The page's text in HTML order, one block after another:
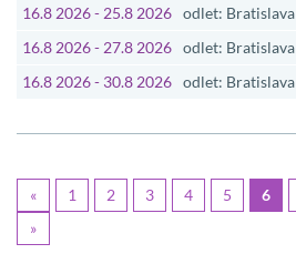
16.8 2026 - 25.8 2026 odlet: Bratislava
16.8 2026 - 27.8 2026 odlet: Bratislava
16.8 2026 - 30.8 2026 odlet: Bratislava
« 1 2 3 4 5 6
»